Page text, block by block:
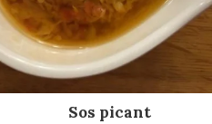
Sos picant